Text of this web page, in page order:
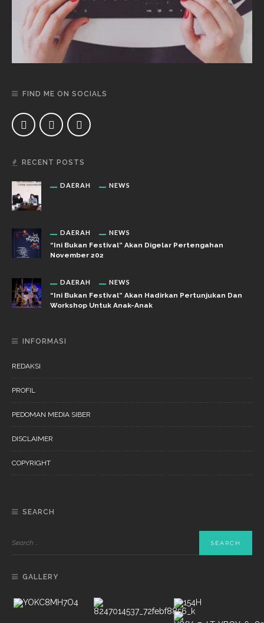
FIND ME ON SOCIALS
RECENT POSTS
DAERAH NEWS
DAERAH NEWS
“Ini Bukan Festival” Akan Digelar Pertengahan
November 202
DAERAH NEWS
“Ini Bukan Festival” Akan Hadirkan Pertunjukan Dan
Workshop Untuk Anak-Anak
INFORMASI
REDAKSI
PROFIL
PEDOMAN MEDIA SIBER
DISCLAIMER
COPYRIGHT
SEARCH
GALLERY